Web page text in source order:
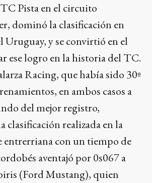
Pista en el circuito
dominó la clasificación en
Uruguay, y se convirtió en el
ese logro en la historia del TC.
Racing, que había sido 30º
en ambos casos a
del mejor registro,
clasificación realizada en la
entrerriana con un tiempo de
aventajó por 0s067 a
(Ford Mustang), quien